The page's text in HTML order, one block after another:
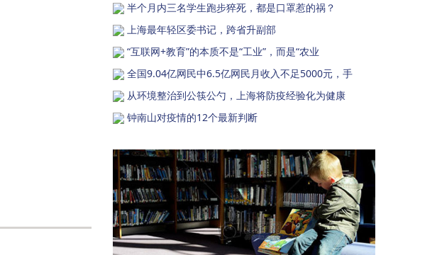
半个月内三名学生跑步猝死，都是口罩惹的祸？
上海最年轻区委书记，跨省升副部
“互联网+教育”的本质不是“工业”，而是“农业
全国9.04亿网民中6.5亿网民月收入不足5000元，手
从环境整治到公筷公勺，上海将防疫经验化为健康
钟南山对疫情的12个最新判断